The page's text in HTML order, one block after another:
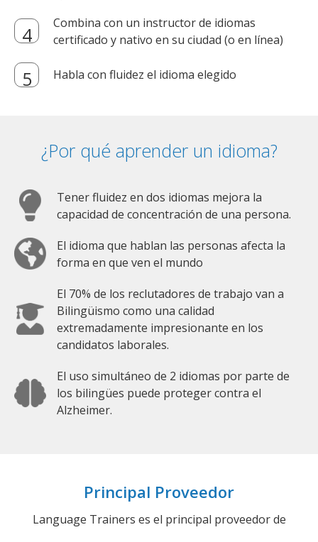
Combina con un instructor de idiomas
certificado y nativo en su ciudad (o en línea)
Habla con fluidez el idioma elegido
¿Por qué aprender un idioma?
Tener fluidez en dos idiomas mejora la
capacidad de concentración de una persona.
El idioma que hablan las personas afecta la
forma en que ven el mundo
El 70% de los reclutadores de trabajo van a
Bilingüismo como una calidad
extremadamente impresionante en los
candidatos laborales.
El uso simultáneo de 2 idiomas por parte de
los bilingües puede proteger contra el
Alzheimer.
Principal Proveedor
Language Trainers es el principal proveedor de